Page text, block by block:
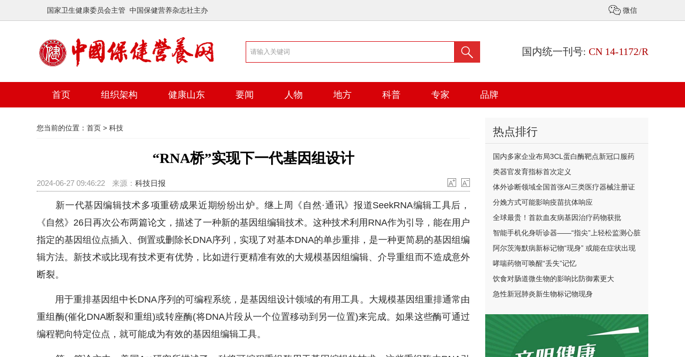
国家卫生健康委员会主管 中国保健营养杂志社主办 微信
国内统一刊号: CN 14-1172/R
首页 组织架构 健康山东 要闻 人物 地方 科普 专家 品牌
您当前的位置： 首页 > 科技
“RNA桥”实现下一代基因组设计
2024-06-27 09:46:22 来源： 科技日报
新一代基因编辑技术多项重磅成果近期纷纷出炉。继上周《自然·通讯》报道SeekRNA编辑工具后，
《自然》26日再次公布两篇论文，描述了一种新的基因组编辑技术。这种技术利用RNA作为引导，能在用户
指定的基因组位点插入、倒置或删除长DNA序列，实现了对基本DNA的单步重排，是一种更简易的基因组编
辑方法。新技术或比现有技术更有优势，比如进行更精准有效的大规模基因组编辑、介导重组而不造成意外
断裂。
用于重排基因组中长DNA序列的可编程系统，是基因组设计领域的有用工具。大规模基因组重排通常由
重组酶(催化DNA断裂和重组)或转座酶(将DNA片段从一个位置移动到另一位置)来完成。如果这些酶可通过
编程靶向特定位点，就可能成为有效的基因组编辑工具。
热点排行
国内多家企业布局3CL蛋白酶靶点新冠口服药
类器官发育指标首次定义
体外诊断领域全国首张AI三类医疗器械注册证
颁发
分娩方式可能影响疫苗抗体响应
全球最贵！首款血友病基因治疗药物获批
智能手机化身听诊器——“指尖”上轻松监测心脏
保健康
阿尔茨海默病新标记物“现身” 或能在症状出现
前十年揭示疾病
哮喘药物可唤醒“丢失”记忆
饮食对肠道微生物的影响比防御素更大
急性新冠肺炎新生物标记物现身